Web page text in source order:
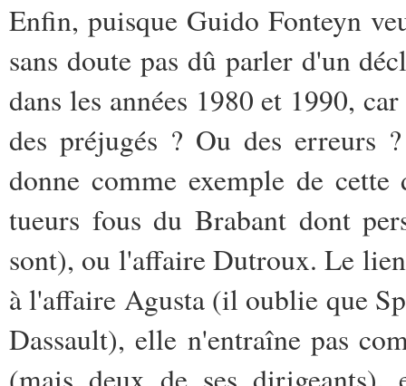
Enfin, puisque Guido Fonteyn
sans doute pas dû parler d'un
dans les années 1980 et 1990,
des préjugés ? Ou des erreurs
donne comme exemple de
tueurs fous du Brabant dont
sont), ou l'affaire Dutroux. Le
à l'affaire Agusta (il oublie que
Dassault), elle n'entraîne pas